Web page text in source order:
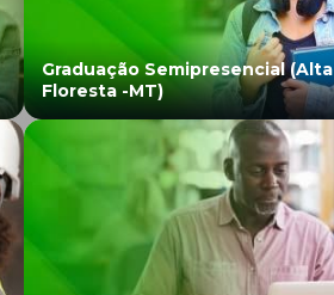
Graduação Semipresencial (Alta
Floresta -MT)